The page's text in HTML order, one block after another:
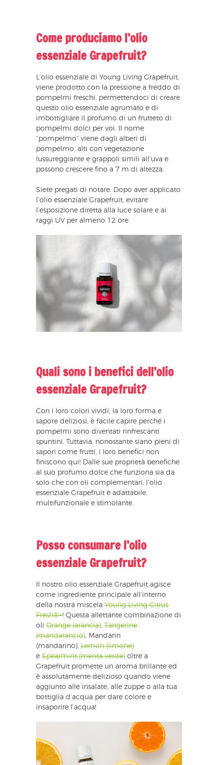
Come produciamo l’olio
essenziale Grapefruit?
L’olio essenziale di Young Living Grapefruit,
viene prodotto con la pressione a freddo di
pompelmi freschi, permettendoci di creare
questo olio essenziale agrumato e di
imbottigliare il profumo di un frutteto di
pompelmi dolci per voi. Il nome
“pompelmo” viene dagli alberi di
pompelmo, alti con vegetazione
lussureggiante e grappoli simili all’uva e
possono crescere fino a 7 m di altezza.
Siete pregati di notare: Dopo aver applicato
l’olio essenziale Grapefruit, evitare
l’esposizione diretta alla luce solare e ai
raggi UV per almeno 12 ore.
Quali sono i benefici dell’olio
essenziale Grapefruit?
Con i loro colori vividi, la loro forma e
sapore deliziosi, è facile capire perché i
pompelmi sono diventati rinfrescanti
spuntini. Tuttavia, nonostante siano pieni di
sapori come frutti, i loro benefici non
finiscono qui! Dalle sue proprietà benefiche
al suo profumo dolce che funziona sia da
solo che con oli complementari, l’olio
essenziale Grapefruit è adattabile,
multifunzionale e stimolante.
Posso consumare l’olio
essenziale Grapefruit?
Il nostro olio essenziale Grapefruit agisce
come ingrediente principale all’interno
della nostra miscela Young Living Citrus
Fresh®+! Questa allettante combinazione di
oli Orange (arancia), Tangerine
(mandarancio), Mandarin
(mandarino), Lemon (limone)
e Spearmint (menta verde) oltre a
Grapefruit promette un aroma brillante ed
è assolutamente delizioso quando viene
aggiunto alle insalate, alle zuppe o alla tua
bottiglia d’acqua per dare colore e
insaporire l’acqua!